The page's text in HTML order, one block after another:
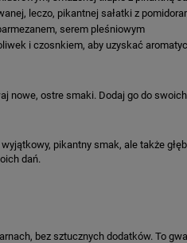
leczo, pikantnej sałatki z
serem pleśniowym
i czosnkiem, aby uzyskać
nowe, ostre smaki. Dodaj go do
pikantny smak, ale także
dań.
bez sztucznych dodatków. To